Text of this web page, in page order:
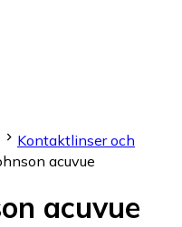
Kontaktlinser och
acuvue
acuvue